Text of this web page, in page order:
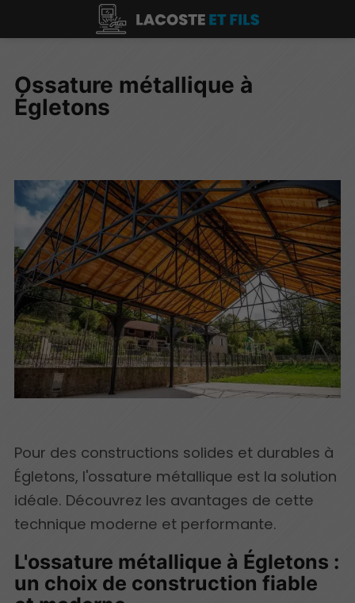
Ossature métallique à
Égletons
Pour des constructions solides et durables à
Égletons, l'ossature métallique est la solution
idéale. Découvrez les avantages de cette
technique moderne et performante.
L'ossature métallique à Égletons :
un choix de construction fiable